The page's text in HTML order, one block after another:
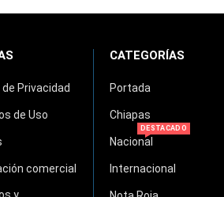
Privacidad
de Uso
comercial
CATEGORÍAS
Portada
Chiapas
Nacional
DESTACADO
Internacional